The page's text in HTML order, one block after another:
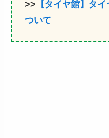
>> 【タイヤ館】タ
ついて